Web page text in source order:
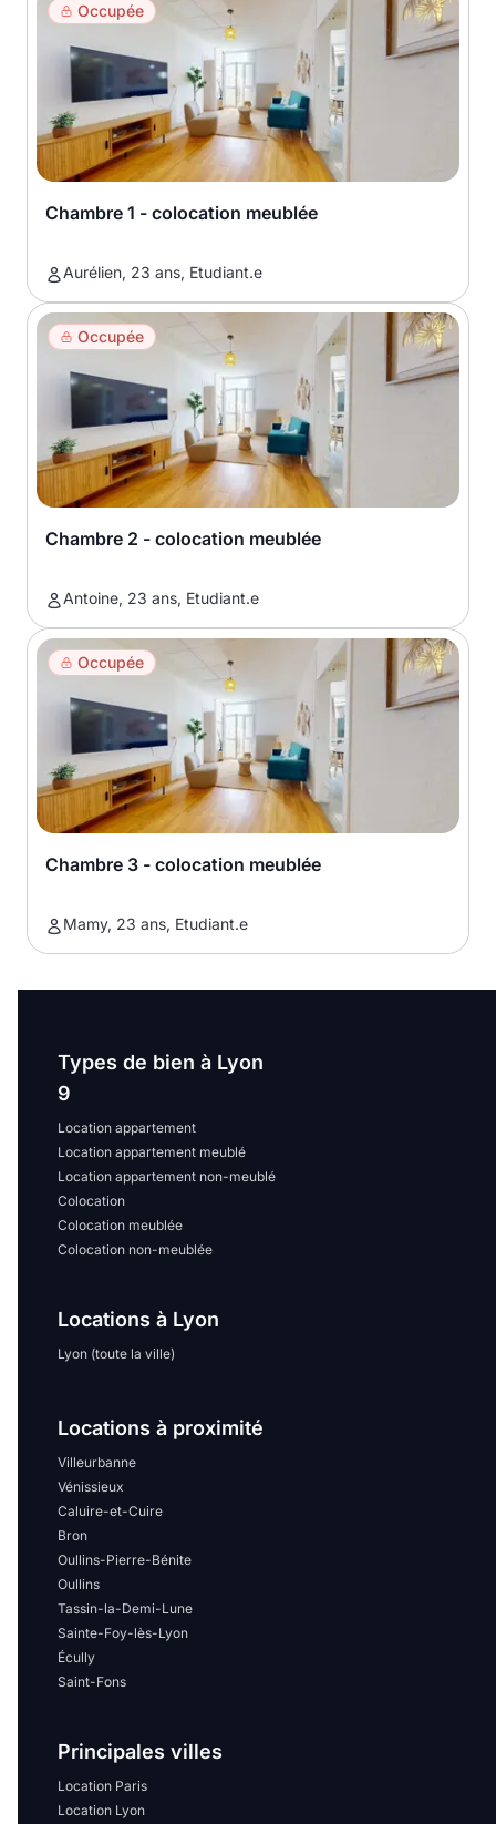
Occupée
Chambre 1 - colocation meublée
Aurélien, 23 ans, Etudiant.e
Occupée
Chambre 2 - colocation meublée
Antoine, 23 ans, Etudiant.e
Occupée
Chambre 3 - colocation meublée
Mamy, 23 ans, Etudiant.e
Types de bien à Lyon
9
Location appartement
Location appartement meublé
Location appartement non-meublé
Colocation
Colocation meublée
Colocation non-meublée
Locations à Lyon
Lyon (toute la ville)
Locations à proximité
Villeurbanne
Vénissieux
Caluire-et-Cuire
Bron
Oullins-Pierre-Bénite
Oullins
Tassin-la-Demi-Lune
Sainte-Foy-lès-Lyon
Écully
Saint-Fons
Principales villes
Location Paris
Location Lyon